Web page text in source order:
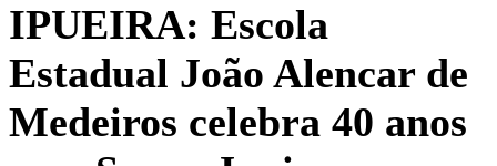
IPUEIRA: Escola
Estadual João Alencar de
Medeiros celebra 40 anos